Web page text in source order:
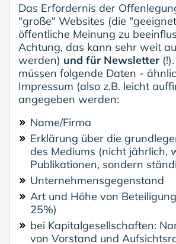
Das Erfordernis der
"große" Websites (die
öffentliche Meinung zu
Achtung, das kann sehr weit
werden) und für Newsletter
müssen folgende Daten -
Impressum (also z.B. leicht
angegeben werden:
Name/Firma
Erklärung über die
des Mediums (nicht jährlich,
Publikationen, sondern
Unternehmensgegenstand
Art und Höhe von
25%)
bei Kapitalgesellschaften:
von Vorstand und